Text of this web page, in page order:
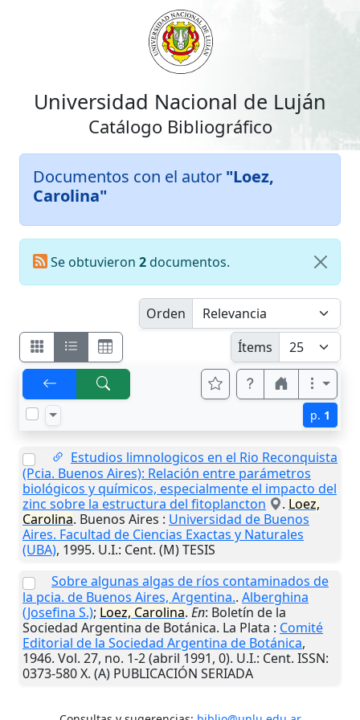
Universidad Nacional de Luján
Catálogo Bibliográfico
Documentos con el autor "Loez,
Carolina"
Se obtuvieron 2documentos.
Orden
Ítems
p. 1
Estudios limnologicos en el Rio Reconquista
(Pcia. Buenos Aires): Relación entre parámetros
biológicos y químicos, especialmente el impacto del
zinc sobre la estructura del fitoplancton
. Loez,
Carolina. Buenos Aires : Universidad de Buenos
Aires. Facultad de Ciencias Exactas y Naturales
(UBA), 1995. U.I.: Cent. (M) TESIS
Sobre algunas algas de ríos contaminados de
la pcia. de Buenos Aires, Argentina.. Alberghina
(Josefina S.); Loez, Carolina. En: Boletín de la
Sociedad Argentina de Botánica. La Plata : Comité
Editorial de la Sociedad Argentina de Botánica,
1946. Vol. 27, no. 1-2 (abril 1991, 0). U.I.: Cent. ISSN:
0373-580 X. (A) PUBLICACIÓN SERIADA